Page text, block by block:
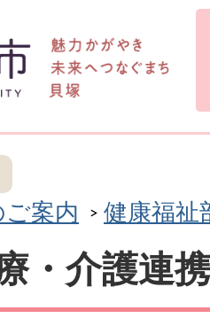
案内 健康福祉
・介護連